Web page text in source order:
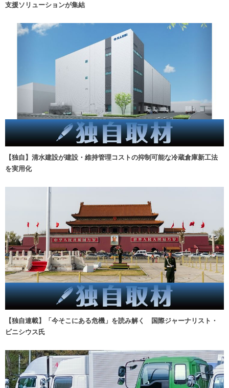
支援ソリューションが集結
【独自】清水建設が建設・維持管理コストの抑制可能な冷蔵倉庫新工法
を実用化
【独自連載】「今そこにある危機」を読み解く 国際ジャーナリスト・
ビニシウス氏